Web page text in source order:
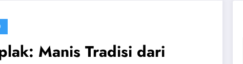
Manis Tradisi dari